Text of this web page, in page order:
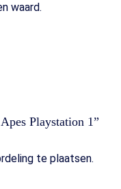
waard.
Playstation 1”
te plaatsen.